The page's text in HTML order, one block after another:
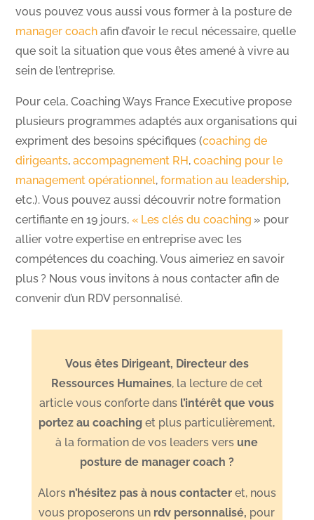
vous pouvez vous aussi vous former à la posture de
manager coach afin d’avoir le recul nécessaire, quelle
que soit la situation que vous êtes amené à vivre au
sein de l’entreprise.
Pour cela, Coaching Ways France Executive propose
plusieurs programmes adaptés aux organisations qui
expriment des besoins spécifiques (coaching de
dirigeants,accompagnement RH ,coaching pour le
management opérationnel,formation au leadership,
etc.). Vous pouvez aussi découvrir notre formation
certifiante en 19 jours,« Les clés du coaching » pour
allier votre expertise en entreprise avec les
compétences du coaching. Vous aimeriez en savoir
plus ? Nous vous invitons à nous contacter afin de
convenir d’un RDV personnalisé.
Vous êtes Dirigeant, Directeur des
Ressources Humaines, la lecture de cet
article vous conforte dans l’intérêt que vous
portez au coaching et plus particulièrement,
à la formation de vos leaders vers une
posture de manager coach ?
Alors n’hésitez pas à nous contacteret, nous
vous proposerons un rdv personnalisé, pour